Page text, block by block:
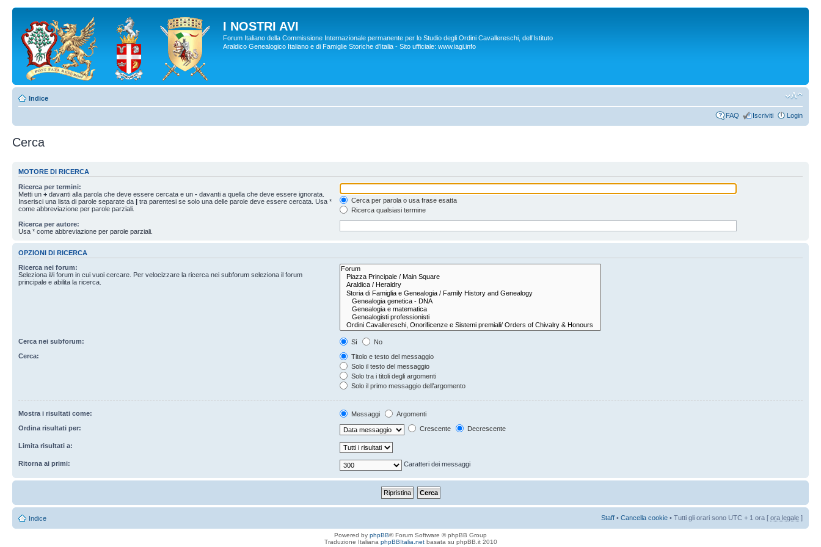
I NOSTRI AVI
Forum Italiano della Commissione Internazionale permanente per lo Studio degli Ordini Cavallereschi, dell’Istituto
Araldico Genealogico Italiano e di Famiglie Storiche d'Italia - Sito ufficiale: www.iagi.info
Indice
FAQ Iscriviti Login
Cerca
MOTORE DI RICERCA
Ricerca per termini:
Metti un + davanti alla parola che deve essere cercata e un - davanti a quella che deve essere ignorata.
Inserisci una lista di parole separate da | tra parentesi se solo una delle parole deve essere cercata. Usa *
come abbreviazione per parole parziali.
Cerca per parola o usa frase esatta
Ricerca qualsiasi termine
Ricerca per autore:
Usa * come abbreviazione per parole parziali.
OPZIONI DI RICERCA
Ricerca nei forum:
Seleziona il/i forum in cui vuoi cercare. Per velocizzare la ricerca nei subforum seleziona il forum
principale e abilita la ricerca.
Cerca nei subforum: Sì
No
Cerca:
Titolo e testo del messaggio
Solo il testo del messaggio
Solo tra i titoli degli argomenti
Solo il primo messaggio dell’argomento
Mostra i risultati come: Messaggi
Argomenti
Ordina risultati per:
Crescente Decrescente
Limita risultati a:
Ritorna ai primi: Caratteri dei messaggi
Indice Staff • Cancella cookie • Tutti gli orari sono UTC + 1 ora [ ora legale ]
Powered by phpBB® Forum Software © phpBB Group
Traduzione Italiana phpBBItalia.netbasata su phpBB.it 2010